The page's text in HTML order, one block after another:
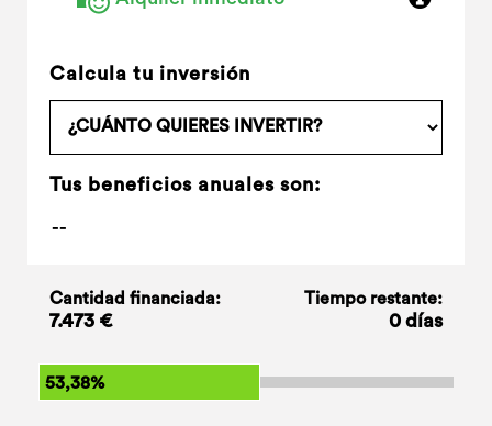
Calcula tu inversión
Tus beneficios anuales son:
Cantidad financiada:
7.473 €
Tiempo restante:
0 días
53,38%